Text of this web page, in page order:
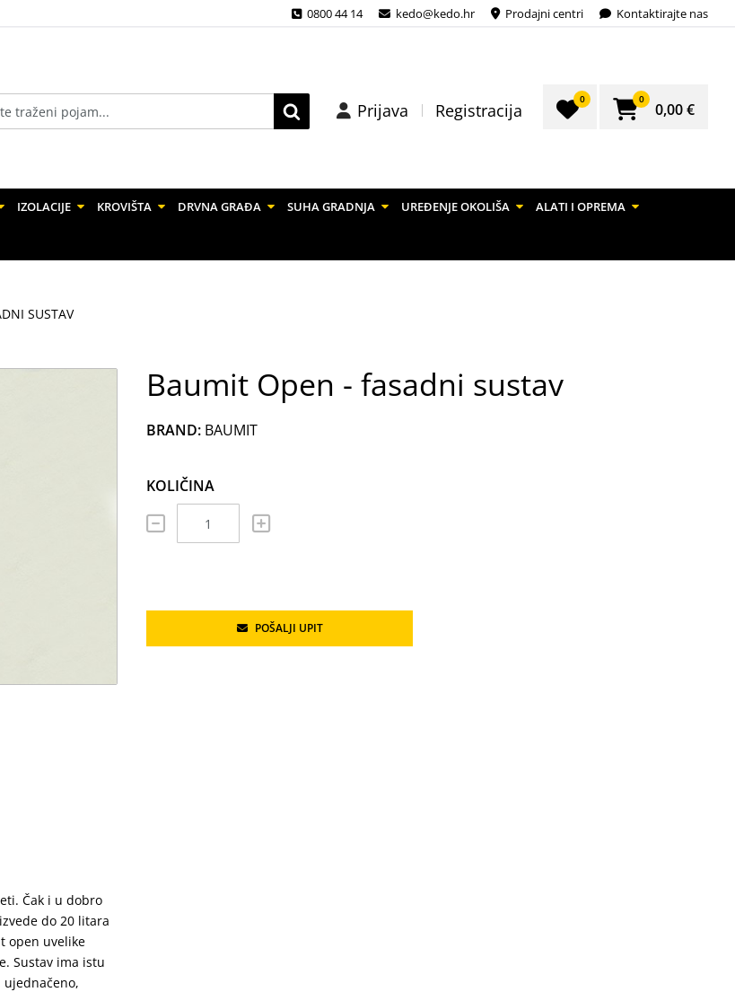
0800 44 14 kedo@kedo.hr Prodajni centri Kontaktirajte nas
Prijava Registracija
0 0
0,00 €
IZOLACIJE KROVIŠTA DRVNA GRAĐA SUHA GRADNJA UREĐENJE OKOLIŠA ALATI I OPREMA
SUSTAV
Baumit Open - fasadni sustav
BRAND: BAUMIT
KOLIČINA
POŠALJI UPIT
Čak i u dobro
do 20 litara
open uvelike
Sustav ima istu
ujednačeno,